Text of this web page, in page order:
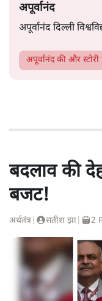
अपूर्वानंद
अपूर्वानंद दिल्ली
अपूर्वानंदकी और
बदलाव की
बजट!
अर्थतंत्र सतीश झा 2